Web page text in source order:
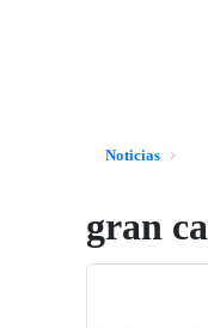
Noticias
gran